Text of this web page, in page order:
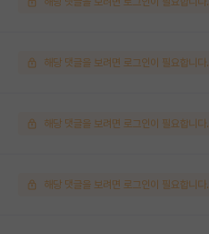
해당 댓글을 보려면 로그인이 필요합니다.
해당 댓글을 보려면 로그인이 필요합니다.
해당 댓글을 보려면 로그인이 필요합니다.